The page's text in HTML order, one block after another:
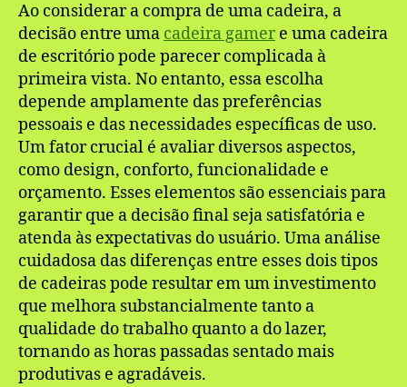
Ao considerar a compra de uma cadeira, a
decisão entre uma cadeira gamer e uma cadeira
de escritório pode parecer complicada à
primeira vista. No entanto, essa escolha
depende amplamente das preferências
pessoais e das necessidades específicas de uso.
Um fator crucial é avaliar diversos aspectos,
como design, conforto, funcionalidade e
orçamento. Esses elementos são essenciais para
garantir que a decisão final seja satisfatória e
atenda às expectativas do usuário. Uma análise
cuidadosa das diferenças entre esses dois tipos
de cadeiras pode resultar em um investimento
que melhora substancialmente tanto a
qualidade do trabalho quanto a do lazer,
tornando as horas passadas sentado mais
produtivas e agradáveis.